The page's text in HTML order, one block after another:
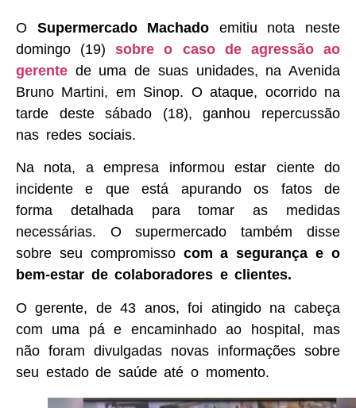
O Supermercado Machado emitiu nota neste
domingo (19)sobre o caso de agressão ao
gerente de uma de suas unidades, na Avenida
Bruno Martini, em Sinop. O ataque, ocorrido na
tarde deste sábado (18), ganhou repercussão
nas redes sociais.
Na nota, a empresa informou estar ciente do
incidente e que está apurando os fatos de
forma detalhada para tomar as medidas
necessárias. O supermercado também disse
sobre seu compromisso com a segurança e o
bem-estar de colaboradores e clientes.
O gerente, de 43 anos, foi atingido na cabeça
com uma pá e encaminhado ao hospital, mas
não foram divulgadas novas informações sobre
seu estado de saúde até o momento.